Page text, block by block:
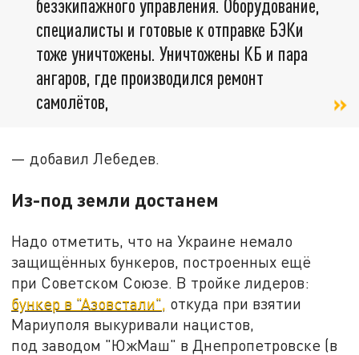
безэкипажного управления. Оборудование,
специалисты и готовые к отправке БЭКи
тоже уничтожены. Уничтожены КБ и пара
ангаров, где производился ремонт
самолётов,
— добавил Лебедев.
Из-под земли достанем
Надо отметить, что на Украине немало
защищённых бункеров, построенных ещё
при Советском Союзе. В тройке лидеров:
бункер в "Азовстали", откуда при взятии
Мариуполя выкуривали нацистов,
под заводом "ЮжМаш" в Днепропетровске (в